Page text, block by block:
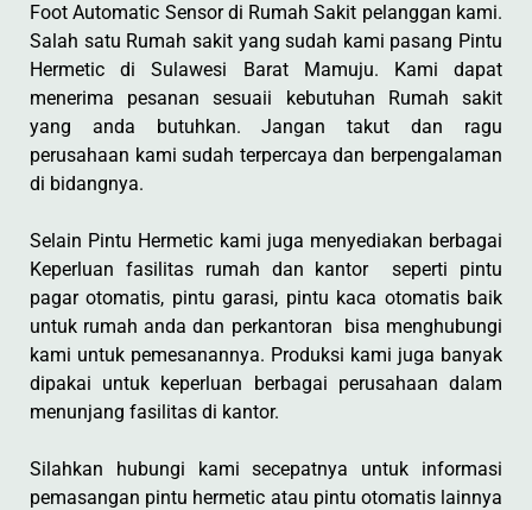
Foot Automatic Sensor di Rumah Sakit pelanggan kami.
Salah satu Rumah sakit yang sudah kami pasang Pintu
Hermetic di Sulawesi Barat Mamuju. Kami dapat
menerima pesanan sesuaii kebutuhan Rumah sakit
yang anda butuhkan. Jangan takut dan ragu
perusahaan kami sudah terpercaya dan berpengalaman
di bidangnya.
Selain Pintu Hermetic kami juga menyediakan berbagai
Keperluan fasilitas rumah dan kantor seperti pintu
pagar otomatis, pintu garasi, pintu kaca otomatis baik
untuk rumah anda dan perkantoran bisa menghubungi
kami untuk pemesanannya. Produksi kami juga banyak
dipakai untuk keperluan berbagai perusahaan dalam
menunjang fasilitas di kantor.
Silahkan hubungi kami secepatnya untuk informasi
pemasangan pintu hermetic atau pintu otomatis lainnya